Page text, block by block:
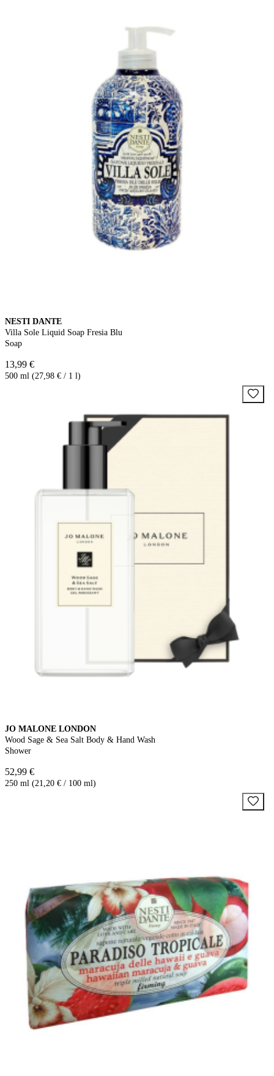
NESTI DANTE
Villa Sole Liquid Soap Fresia Blu
Soap
13,99 €
500 ml (27,98 € / 1 l)
JO MALONE LONDON
Wood Sage & Sea Salt Body & Hand Wash
Shower
52,99 €
250 ml (21,20 € / 100 ml)